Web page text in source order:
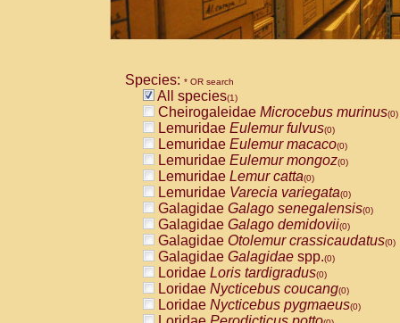
Species: * OR search
All species(1)
Cheirogaleidae Microcebus murinus(0)
Lemuridae Eulemur fulvus(0)
Lemuridae Eulemur macaco(0)
Lemuridae Eulemur mongoz(0)
Lemuridae Lemur catta(0)
Lemuridae Varecia variegata(0)
Galagidae Galago senegalensis(0)
Galagidae Galago demidovii(0)
Galagidae Otolemur crassicaudatus(0)
Galagidae Galagidae spp.(0)
Loridae Loris tardigradus(0)
Loridae Nycticebus coucang(0)
Loridae Nycticebus pygmaeus(0)